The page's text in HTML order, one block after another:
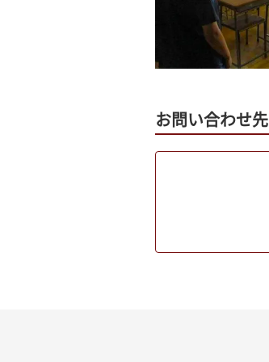
お問い合わせ先